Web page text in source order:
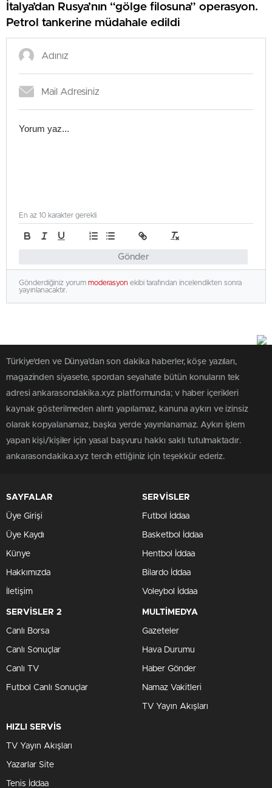
İtalya’dan Rusya’nın “gölge filosuna” operasyon.
Petrol tankerine müdahale edildi
Gönder
En az 10 karakter gerekli
Gönderdiğiniz yorum moderasyon ekibi tarafından incelendikten sonra
yayınlanacaktır.
Türkiye'den ve Dünya’dan son dakika haberler, köşe yazıları,
magazinden siyasete, spordan seyahate bütün konuların tek
adresi ankarasondakika.xyz platformunda; v haber içerikleri
kaynak gösterilmeden alıntı yapılamaz, kanuna aykırı ve izinsiz
olarak kopyalanamaz, başka yerde yayınlanamaz. Aykırı işlem
yapan kişi/kişiler için yasal başvuru hakkı saklı tutulmaktadır.
ankarasondakika.xyz tercih ettiğiniz için teşekkür ederiz.
SAYFALAR
Üye Girişi
Üye Kaydı
Künye
Hakkımızda
İletişim
SERVİSLER
Futbol İddaa
Basketbol İddaa
Hentbol İddaa
Bilardo İddaa
Voleybol İddaa
SERVİSLER 2
Canlı Borsa
Canlı Sonuçlar
Canlı TV
Futbol Canlı Sonuçlar
MULTİMEDYA
Gazeteler
Hava Durumu
Haber Gönder
Namaz Vakitleri
TV Yayın Akışları
HIZLI SERVİS
TV Yayın Akışları
Yazarlar Site
Tenis İddaa